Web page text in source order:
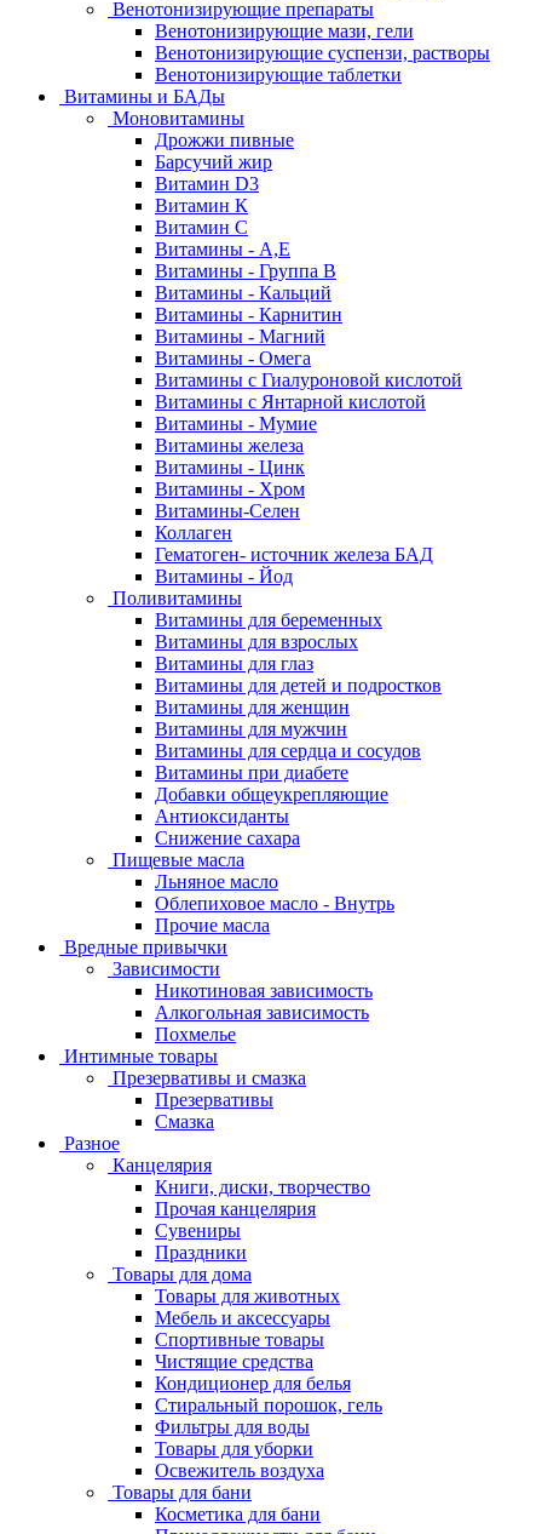
Венотонизирующие препараты
Венотонизирующие мази, гели
Венотонизирующие суспензи, растворы
Венотонизирующие таблетки
Витамины и БАДы
Моновитамины
Дрожжи пивные
Барсучий жир
Витамин D3
Витамин К
Витамин С
Витамины - А,Е
Витамины - Группа В
Витамины - Кальций
Витамины - Карнитин
Витамины - Магний
Витамины - Омега
Витамины с Гиалуроновой кислотой
Витамины с Янтарной кислотой
Витамины - Мумие
Витамины железа
Витамины - Цинк
Витамины - Хром
Витамины-Селен
Коллаген
Гематоген- источник железа БАД
Витамины - Йод
Поливитамины
Витамины для беременных
Витамины для взрослых
Витамины для глаз
Витамины для детей и подростков
Витамины для женщин
Витамины для мужчин
Витамины для сердца и сосудов
Витамины при диабете
Добавки общеукрепляющие
Антиоксиданты
Снижение сахара
Пищевые масла
Льняное масло
Облепиховое масло - Внутрь
Прочие масла
Вредные привычки
Зависимости
Никотиновая зависимость
Алкогольная зависимость
Похмелье
Интимные товары
Презервативы и смазка
Презервативы
Смазка
Разное
Канцелярия
Книги, диски, творчество
Прочая канцелярия
Сувениры
Праздники
Товары для дома
Товары для животных
Мебель и аксессуары
Спортивные товары
Чистящие средства
Кондиционер для белья
Стиральный порошок, гель
Фильтры для воды
Товары для уборки
Освежитель воздуха
Товары для бани
Косметика для бани